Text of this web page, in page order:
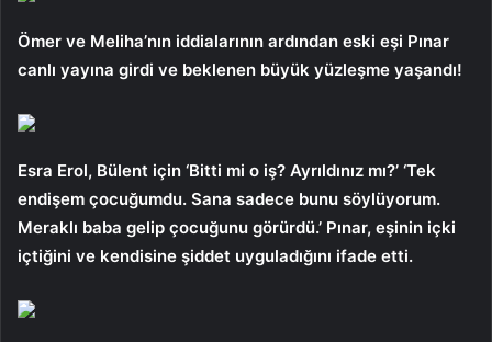
Ömer ve Meliha’nın iddialarının ardından eski eşi Pınar
canlı yayına girdi ve beklenen büyük yüzleşme yaşandı!
Esra Erol, Bülent için ‘Bitti mi o iş? Ayrıldınız mı?’ ‘Tek
endişem çocuğumdu. Sana sadece bunu söylüyorum.
Meraklı baba gelip çocuğunu görürdü.’ Pınar, eşinin içki
içtiğini ve kendisine şiddet uyguladığını ifade etti.